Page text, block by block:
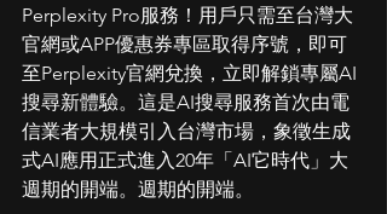
Perplexity Pro服務！用戶只需至台灣大
官網或APP優惠券專區取得序號，即可
至Perplexity官網兌換，立即解鎖專屬AI
搜尋新體驗。這是AI搜尋服務首次由電
信業者大規模引入台灣市場，象徵生成
式AI應用正式進入20年「AI它時代」大
週期的開端。週期的開端。